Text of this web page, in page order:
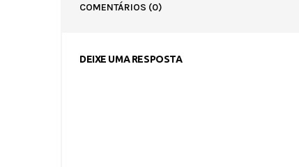
COMENTÁRIOS (0)
DEIXE UMA RESPOSTA